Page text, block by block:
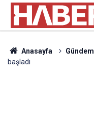
Anasayfa Gündem
başladı